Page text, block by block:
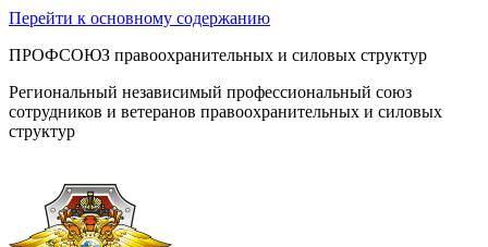
Перейти к основному содержанию
ПРОФСОЮЗ правоохранительных и силовых структур
Региональный независимый профессиональный союз
сотрудников и ветеранов правоохранительных и силовых
структур